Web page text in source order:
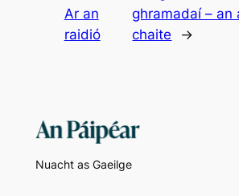
Ar an
raidió
ghramadaí – an
chaite
→
Nuacht as Gaeilge